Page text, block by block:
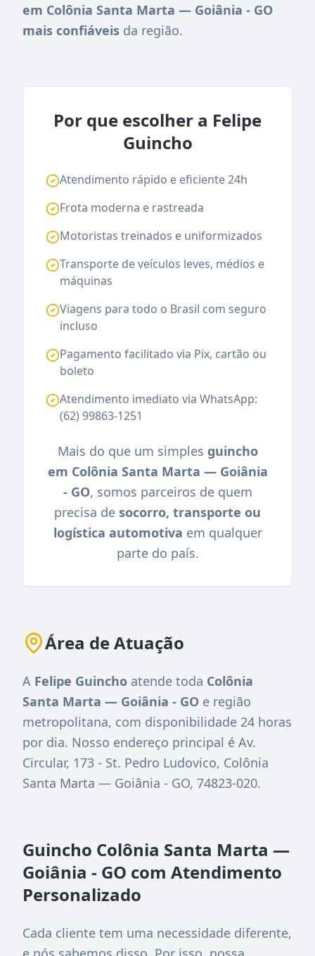
em Colônia Santa Marta — Goiânia - GO
mais confiáveis da região.
Por que escolher a Felipe
Guincho
Atendimento rápido e eficiente 24h
Frota moderna e rastreada
Motoristas treinados e uniformizados
Transporte de veículos leves, médios e
máquinas
Viagens para todo o Brasil com seguro
incluso
Pagamento facilitado via Pix, cartão ou
boleto
Atendimento imediato via WhatsApp:
(62) 99863-1251
Mais do que um simples guincho
em Colônia Santa Marta — Goiânia
- GO, somos parceiros de quem
precisa de socorro, transporte ou
logística automotiva em qualquer
parte do país.
Área de Atuação
A Felipe Guincho atende toda Colônia
Santa Marta — Goiânia - GO e região
metropolitana, com disponibilidade 24 horas
por dia. Nosso endereço principal é Av.
Circular, 173 - St. Pedro Ludovico, Colônia
Santa Marta — Goiânia - GO, 74823-020.
Guincho Colônia Santa Marta —
Goiânia - GO com Atendimento
Personalizado
Cada cliente tem uma necessidade diferente,